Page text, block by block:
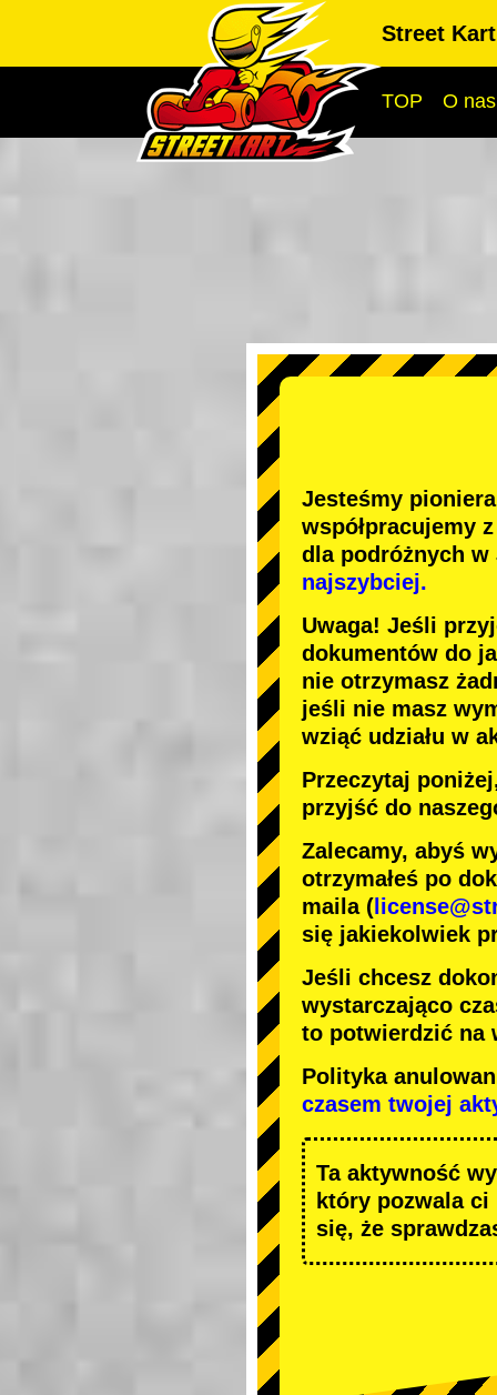
Street
TOP O nas
Jesteśmy
współpracujemy
dla podróżnych
najszybciej.
Uwaga! Jeśli
dokumentów do
nie otrzymasz
jeśli nie masz
wziąć udziału w
Przeczytaj
przyjść do
Zalecamy, abyś
otrzymałeś po
maila (
się jakiekolwiek
Jeśli chcesz
wystarczająco
to potwierdzić na
Polityka
czasem twojej
Ta aktywność
który pozwala
się, że